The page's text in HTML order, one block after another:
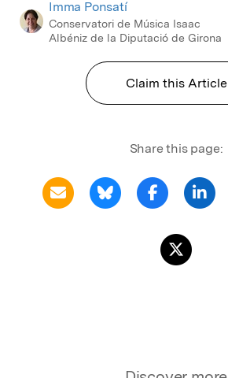
Imma Ponsatí
Conservatori de Música Isaac
Albéniz de la Diputació de Girona
Claim this Article
Share this page: